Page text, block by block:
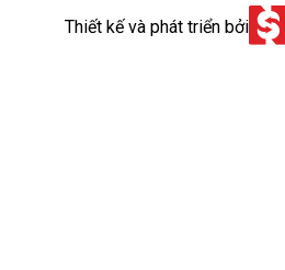
Thiết kế và phát triển bởi